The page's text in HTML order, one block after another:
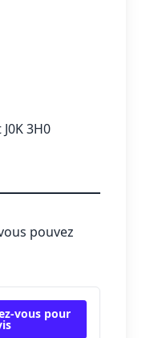
3H0
pouvez
vous pour